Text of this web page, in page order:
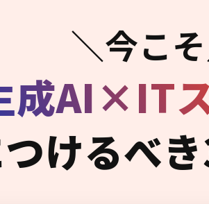
＼今こ
成AI×IT
けるべ